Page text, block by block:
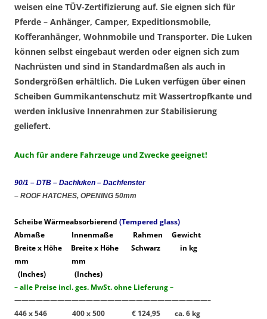
weisen eine TÜV-Zertifizierung auf. Sie eignen sich für
Pferde – Anhänger, Camper, Expeditionsmobile,
Kofferanhänger, Wohnmobile und Transporter. Die Luken
können selbst eingebaut werden oder eignen sich zum
Nachrüsten und sind in Standardmaßen als auch in
Sondergrößen erhältlich. Die Luken verfügen über einen
Scheiben Gummikantenschutz mit Wassertropfkante und
werden inklusive Innenrahmen zur Stabilisierung
geliefert.
Auch für andere Fahrzeuge und Zwecke geeignet!
90/1 – DTB – Dachluken – Dachfenster
– ROOF HATCHES, OPENING 50mm
Scheibe Wärmeabsorbierend (Tempered glass)
Abmaße Innenmaße Rahmen
Gewicht
Breite x Höhe Breite x Höhe Schwarz
in kg
mm mm
(Inches) (Inches)
– alle Preise incl. ges. MwSt. ohne Lieferung –
———————————————————————————–
446 x 546 400 x 500 € 124,95
ca. 6 kg